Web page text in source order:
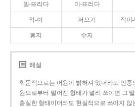
밀-뜨리다 미-뜨리다
적-이 저으기 적이
휴지 수지
해설
학문적으로는 어원이 밝혀져 있더라도 언중
원으로부터 멀어진 형태가 널리 쓰이면 그
충실한 형태이더라도 현실적으로 쓰이지 않